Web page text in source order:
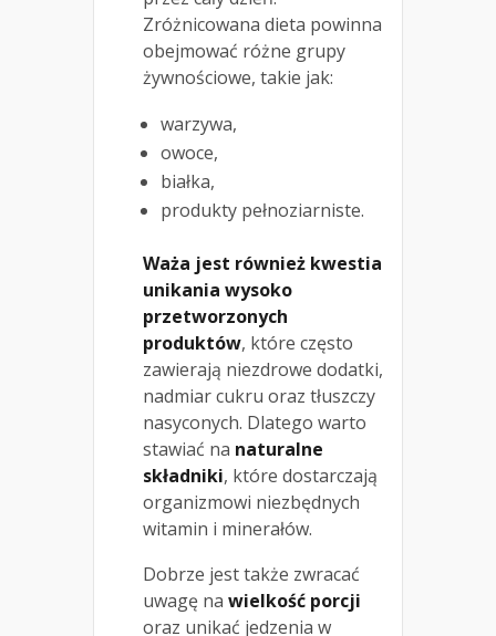
Zróżnicowana dieta powinna
obejmować różne grupy
żywnościowe, takie jak:
warzywa,
owoce,
białka,
produkty pełnoziarniste.
Waża jest również kwestia
unikania wysoko
przetworzonych
produktów, które często
zawierają niezdrowe dodatki,
nadmiar cukru oraz tłuszczy
nasyconych. Dlatego warto
stawiać na naturalne
składniki, które dostarczają
organizmowi niezbędnych
witamin i minerałów.
Dobrze jest także zwracać
uwagę na wielkość porcji
oraz unikać jedzenia w